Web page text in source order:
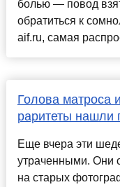
болью — повод
обратиться к
aif.ru, самая
Голова матроса
раритеты нашли
Еще вчера эти
утраченными. Они
на старых